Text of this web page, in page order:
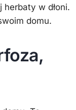
w dłoni.
domu.